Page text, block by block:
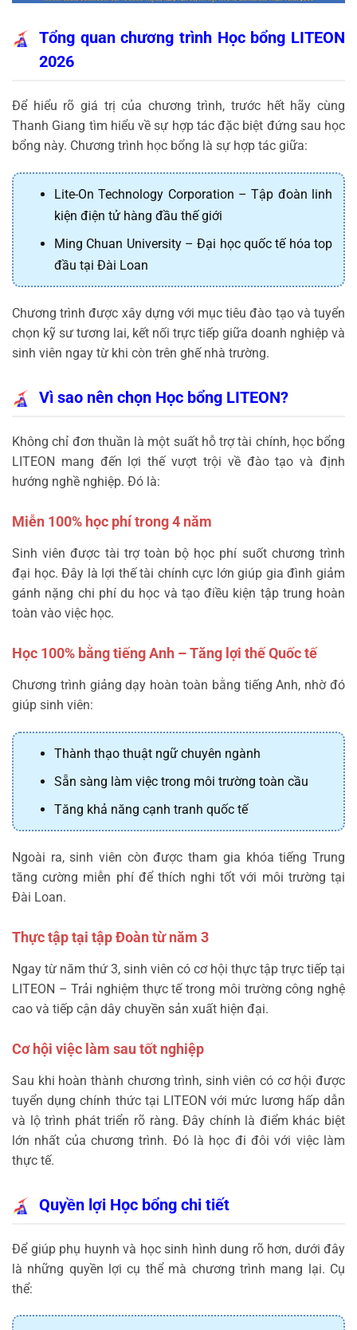
Tổng quan chương trình Học bổng LITEON
2026
Để hiểu rõ giá trị của chương trình, trước hết hãy cùng
Thanh Giang tìm hiểu về sự hợp tác đặc biệt đứng sau học
bổng này. Chương trình học bổng là sự hợp tác giữa:
Lite-On Technology Corporation – Tập đoàn linh
kiện điện tử hàng đầu thế giới
Ming Chuan University – Đại học quốc tế hóa top
đầu tại Đài Loan
Chương trình được xây dựng với mục tiêu đào tạo và tuyển
chọn kỹ sư tương lai, kết nối trực tiếp giữa doanh nghiệp và
sinh viên ngay từ khi còn trên ghế nhà trường.
Vì sao nên chọn Học bổng LITEON?
Không chỉ đơn thuần là một suất hỗ trợ tài chính, học bổng
LITEON mang đến lợi thế vượt trội về đào tạo và định
hướng nghề nghiệp. Đó là:
Miễn 100% học phí trong 4 năm
Sinh viên được tài trợ toàn bộ học phí suốt chương trình
đại học. Đây là lợi thế tài chính cực lớn giúp gia đình giảm
gánh nặng chi phí du học và tạo điều kiện tập trung hoàn
toàn vào việc học.
Học 100% bằng tiếng Anh – Tăng lợi thế Quốc tế
Chương trình giảng dạy hoàn toàn bằng tiếng Anh, nhờ đó
giúp sinh viên:
Thành thạo thuật ngữ chuyên ngành
Sẵn sàng làm việc trong môi trường toàn cầu
Tăng khả năng cạnh tranh quốc tế
Ngoài ra, sinh viên còn được tham gia khóa tiếng Trung
tăng cường miễn phí để thích nghi tốt với môi trường tại
Đài Loan.
Thực tập tại tập Đoàn từ năm 3
Ngay từ năm thứ 3, sinh viên có cơ hội thực tập trực tiếp tại
LITEON – Trải nghiệm thực tế trong môi trường công nghệ
cao và tiếp cận dây chuyền sản xuất hiện đại.
Cơ hội việc làm sau tốt nghiệp
Sau khi hoàn thành chương trình, sinh viên có cơ hội được
tuyển dụng chính thức tại LITEON với mức lương hấp dẫn
và lộ trình phát triển rõ ràng. Đây chính là điểm khác biệt
lớn nhất của chương trình. Đó là học đi đôi với việc làm
thực tế.
Quyền lợi Học bổng chi tiết
Để giúp phụ huynh và học sinh hình dung rõ hơn, dưới đây
là những quyền lợi cụ thể mà chương trình mang lại. Cụ
thể: